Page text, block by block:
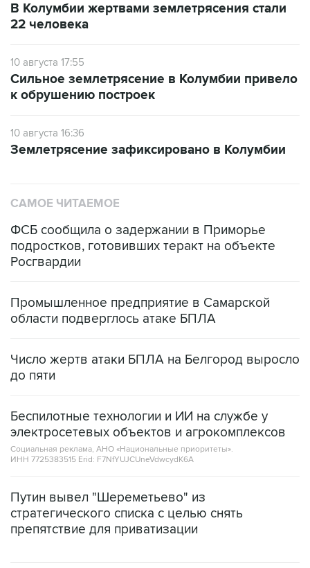
В Колумбии жертвами землетрясения стали
22 человека
10 августа 17:55
Сильное землетрясение в Колумбии привело
к обрушению построек
10 августа 16:36
Землетрясение зафиксировано в Колумбии
САМОЕ ЧИТАЕМОЕ
ФСБ сообщила о задержании в Приморье
подростков, готовивших теракт на объекте
Росгвардии
Промышленное предприятие в Самарской
области подверглось атаке БПЛА
Число жертв атаки БПЛА на Белгород выросло
до пяти
Беспилотные технологии и ИИ на службе у
электросетевых объектов и агрокомплексов
Социальная реклама, АНО «Национальные приоритеты».
ИНН 7725383515 Erid: F7NfYUJCUneVdwcydK6A
Путин вывел "Шереметьево" из
стратегического списка с целью снять
препятствие для приватизации